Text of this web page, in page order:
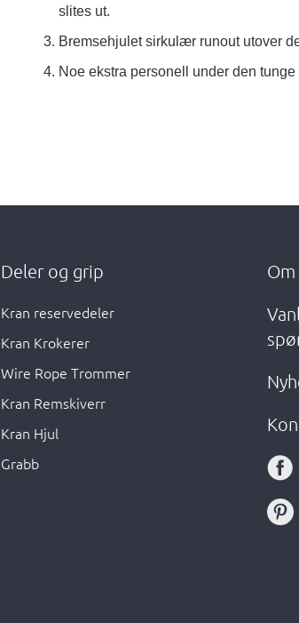
slites ut.
Bremsehjulet sirkulær runout utover
Noe ekstra personell under den
Deler og grip
Kran reservedeler
Kran Krokerer
Wire Rope Trommer
Kran Remskiverr
Kran Hjul
Grabb
Om